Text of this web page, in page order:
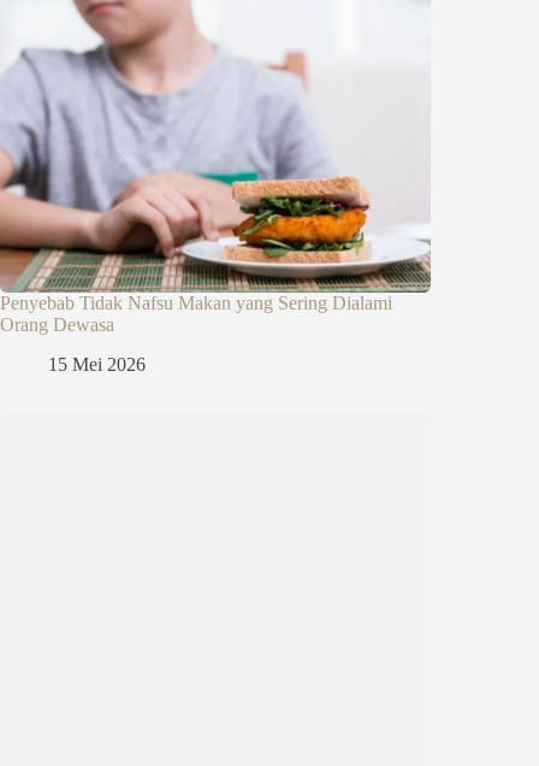
Penyebab Tidak Nafsu Makan yang Sering Dialami
Orang Dewasa
15 Mei 2026